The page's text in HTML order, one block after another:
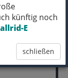
künftig noch
allrid-E
schließen